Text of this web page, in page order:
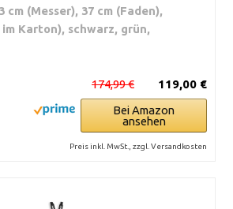
(Messer), 37 cm (Faden),
im Karton), schwarz, grün,
119,00 €
174,99 €
Bei Amazon
ansehen
Preis inkl. MwSt., zzgl. Versandkosten